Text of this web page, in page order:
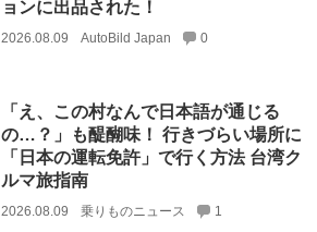
ョンに出品された！
2026.08.09 AutoBild Japan 0
「え、この村なんで日本語が通じる
の…？」も醍醐味！ 行きづらい場所に
「日本の運転免許」で行く方法 台湾ク
ルマ旅指南
2026.08.09 乗りものニュース 1